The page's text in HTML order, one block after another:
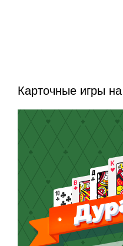
Карточные игры